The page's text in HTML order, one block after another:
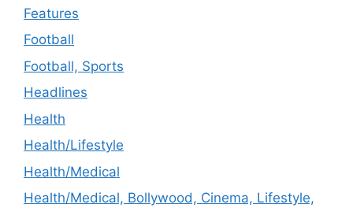
Features
Football
Football, Sports
Headlines
Health
Health/Lifestyle
Health/Medical
Health/Medical, Bollywood, Cinema, Lifestyle,